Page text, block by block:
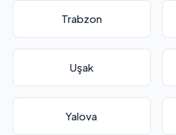
Trabzon
Uşak
Yalova